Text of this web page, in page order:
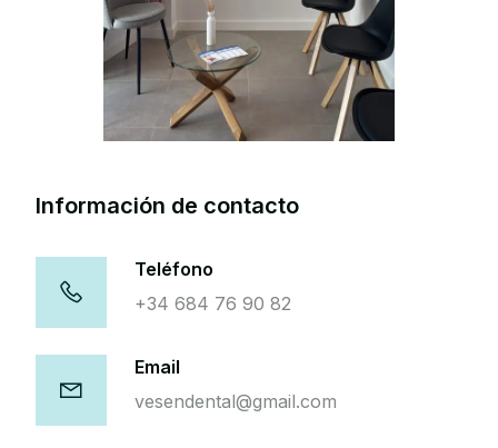
Información de contacto
Teléfono
+34 684 76 90 82
Email
vesendental@gmail.com